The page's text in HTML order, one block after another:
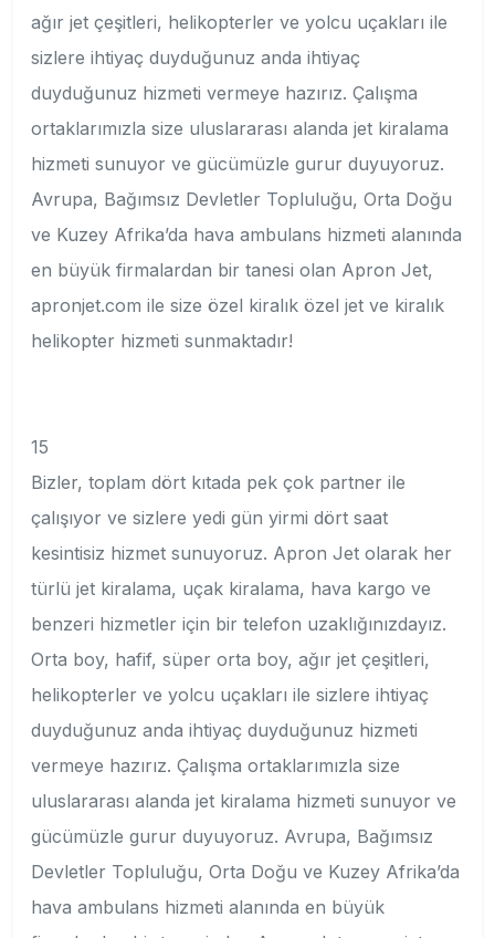
ağır jet çeşitleri, helikopterler ve yolcu uçakları ile
sizlere ihtiyaç duyduğunuz anda ihtiyaç
duyduğunuz hizmeti vermeye hazırız. Çalışma
ortaklarımızla size uluslararası alanda jet kiralama
hizmeti sunuyor ve gücümüzle gurur duyuyoruz.
Avrupa, Bağımsız Devletler Topluluğu, Orta Doğu
ve Kuzey Afrika’da hava ambulans hizmeti alanında
en büyük firmalardan bir tanesi olan Apron Jet,
apronjet.com ile size özel kiralık özel jet ve kiralık
helikopter hizmeti sunmaktadır!
15
Bizler, toplam dört kıtada pek çok partner ile
çalışıyor ve sizlere yedi gün yirmi dört saat
kesintisiz hizmet sunuyoruz. Apron Jet olarak her
türlü jet kiralama, uçak kiralama, hava kargo ve
benzeri hizmetler için bir telefon uzaklığınızdayız.
Orta boy, hafif, süper orta boy, ağır jet çeşitleri,
helikopterler ve yolcu uçakları ile sizlere ihtiyaç
duyduğunuz anda ihtiyaç duyduğunuz hizmeti
vermeye hazırız. Çalışma ortaklarımızla size
uluslararası alanda jet kiralama hizmeti sunuyor ve
gücümüzle gurur duyuyoruz. Avrupa, Bağımsız
Devletler Topluluğu, Orta Doğu ve Kuzey Afrika’da
hava ambulans hizmeti alanında en büyük